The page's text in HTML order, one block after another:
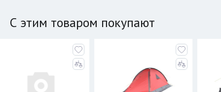
С этим товаром покупают